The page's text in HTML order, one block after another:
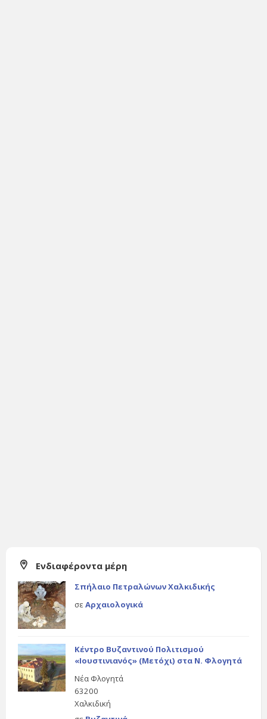
Ενδιαφέροντα μέρη
Σπήλαιο Πετραλώνων Χαλκιδικής
σε Αρχαιολογικά
Κέντρο Βυζαντινού Πολιτισμού
«Ιουστινιανός» (Μετόχι) στα Ν. Φλογητά
Νέα Φλογητά
63200
Χαλκιδική